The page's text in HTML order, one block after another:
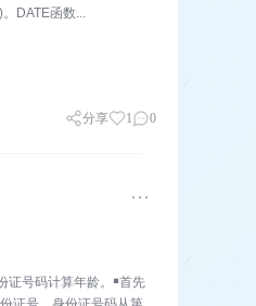
DATE函数...
分享 1 0
证号码计算年龄。￭首先